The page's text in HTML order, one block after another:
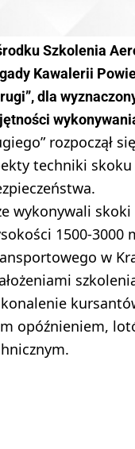
Szkolenia
Kawalerii
dla
rozpoczął
techniki
wykonywali
1500-
w
opóźnieniem,